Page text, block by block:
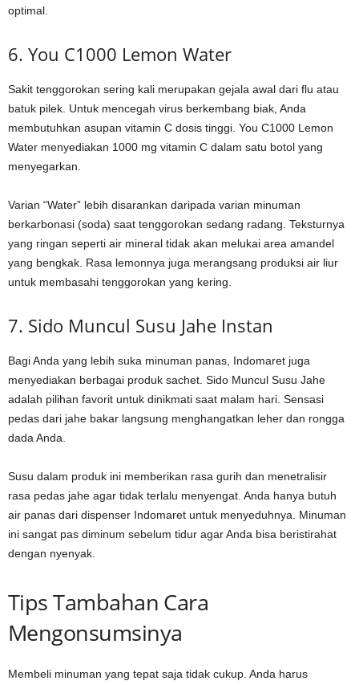
optimal.
6. You C1000 Lemon Water
Sakit tenggorokan sering kali merupakan gejala awal dari flu atau
batuk pilek. Untuk mencegah virus berkembang biak, Anda
membutuhkan asupan vitamin C dosis tinggi. You C1000 Lemon
Water menyediakan 1000 mg vitamin C dalam satu botol yang
menyegarkan.
Varian “Water” lebih disarankan daripada varian minuman
berkarbonasi (soda) saat tenggorokan sedang radang. Teksturnya
yang ringan seperti air mineral tidak akan melukai area amandel
yang bengkak. Rasa lemonnya juga merangsang produksi air liur
untuk membasahi tenggorokan yang kering.
7. Sido Muncul Susu Jahe Instan
Bagi Anda yang lebih suka minuman panas, Indomaret juga
menyediakan berbagai produk sachet. Sido Muncul Susu Jahe
adalah pilihan favorit untuk dinikmati saat malam hari. Sensasi
pedas dari jahe bakar langsung menghangatkan leher dan rongga
dada Anda.
Susu dalam produk ini memberikan rasa gurih dan menetralisir
rasa pedas jahe agar tidak terlalu menyengat. Anda hanya butuh
air panas dari dispenser Indomaret untuk menyeduhnya. Minuman
ini sangat pas diminum sebelum tidur agar Anda bisa beristirahat
dengan nyenyak.
Tips Tambahan Cara
Mengonsumsinya
Membeli minuman yang tepat saja tidak cukup. Anda harus